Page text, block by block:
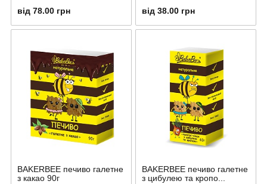
від 78.00 грн від 38.00 грн
BAKERBEE печиво галетне
з какао 90г
BAKERBEE печиво галетне
з цибулею та кропо...